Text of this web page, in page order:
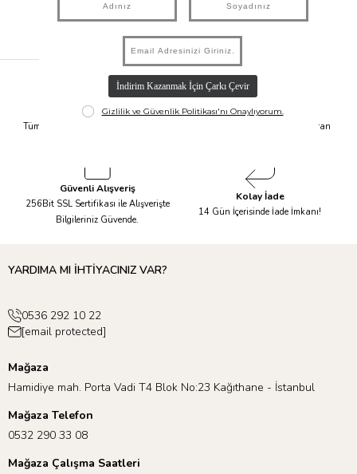
Hızlı Kargo
Tüm Siparişleriniz Aynı Gün 14.00'a
Taksit İmkanı
Tüm Ürünlerde 6 Aya Kadar Varan
Güvenli Alışveriş
256Bit SSL Sertifikası ile Alışverişte
Bilgileriniz Güvende.
Kolay İade
14 Gün İçerisinde İade İmkanı!
YARDIMA MI İHTİYACINIZ VAR?
0536 292 10 22
[email protected]
Mağaza
Hamidiye mah. Porta Vadi T4 Blok No:23 Kağıthane - İstanbul
Mağaza Telefon
0532 290 33 08
Mağaza Çalışma Saatleri